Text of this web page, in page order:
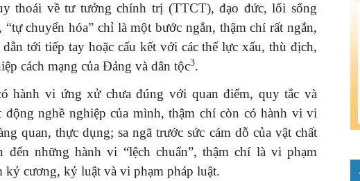
thoái về tư tưởng chính trị (TTCT), đạo đức, lối sống
chuyển hóa” chỉ là một bước ngắn, thậm chí rất ngắn,
tới tiếp tay hoặc cấu kết với các thế lực xấu, thù địch,
cách mạng của Đảng và dân tộc3.
hành vi ứng xử chưa đúng với quan điểm, quy tắc và
động nghề nghiệp của mình, thậm chí còn có hành vi vi
quan, thực dụng; sa ngã trước sức cám dỗ của vật chất
đến những hành vi “lệch chuẩn”, thậm chí là vi phạm
kỷ cương, kỷ luật và vi phạm pháp luật.